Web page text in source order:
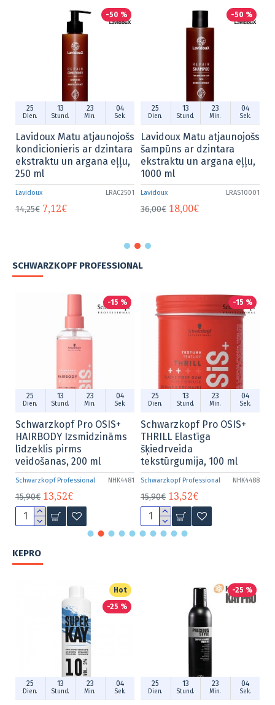
23
Min.
04
Sek.
Matu atjaunojošs
ar dzintara
un argana eļļu,
Dien. Stund.
23
Min.
04
Sek.
Lavidoux
Lavidoux Matu atjaunojošs
šampūns ar dzintara
ekstraktu un argana eļļu,
18,00€
Dien. Stund.
Lavidoux
Lavidoux
šampūns ar
ekstraktu un
SCHWARZKOPF PROFESSIONAL
23
Min.
04
Sek.
NHK4481
Pro OSIS+
Izsmidzināms
200 ml
-15 %
Dien. Stund.
23
Min.
04
Sek.
Schwarzkopf Professional NHK4488
Schwarzkopf Pro OSIS+
THRILL Elastīga
tekstūrgumija, 100 ml
13,52€
Dien. Stund.
Schwarzkopf
Schwarzkopf
200 ml
KEPRO
Hot
-25 %
25
Dien.
13
Stund.
23
Min.
04
Sek.
-25 %
25
Dien.
13
Stund.
23
Min.
04
Sek.